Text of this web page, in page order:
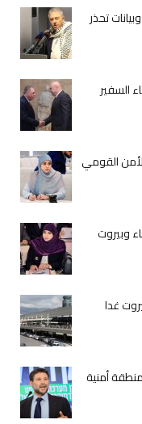
تحذر
السفير
القومي
وبيروت
غدا
أمنية